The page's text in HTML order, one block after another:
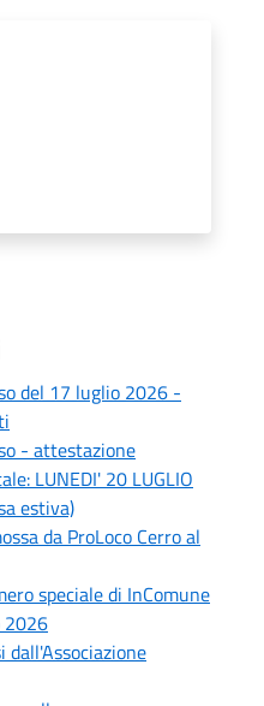
del 17 luglio 2026 -
- attestazione
LUNEDI' 20 LUGLIO
estiva)
da ProLoco Cerro al
speciale di InComune
2026
dall'Associazione